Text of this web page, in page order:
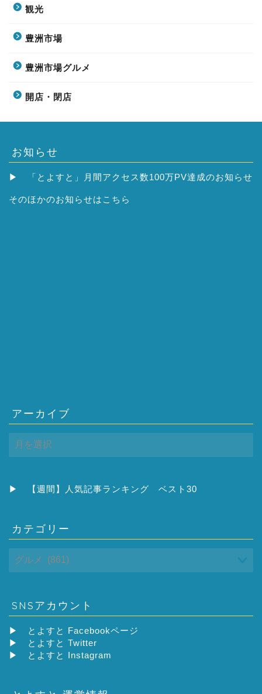
観光
豊洲市場
豊洲市場グルメ
開店・閉店
お知らせ
▶ 「とよすと」月間アクセス数100万PV達成のお知らせ
そのほかのお知らせはこちら
アーカイブ
ー
ブ
▶ 【週間】人気記事ランキング ベスト30
カテゴリー
SNSアカウント
▶
とよすと Facebookページ
▶
とよすと Twitter
▶
とよすと Instagram